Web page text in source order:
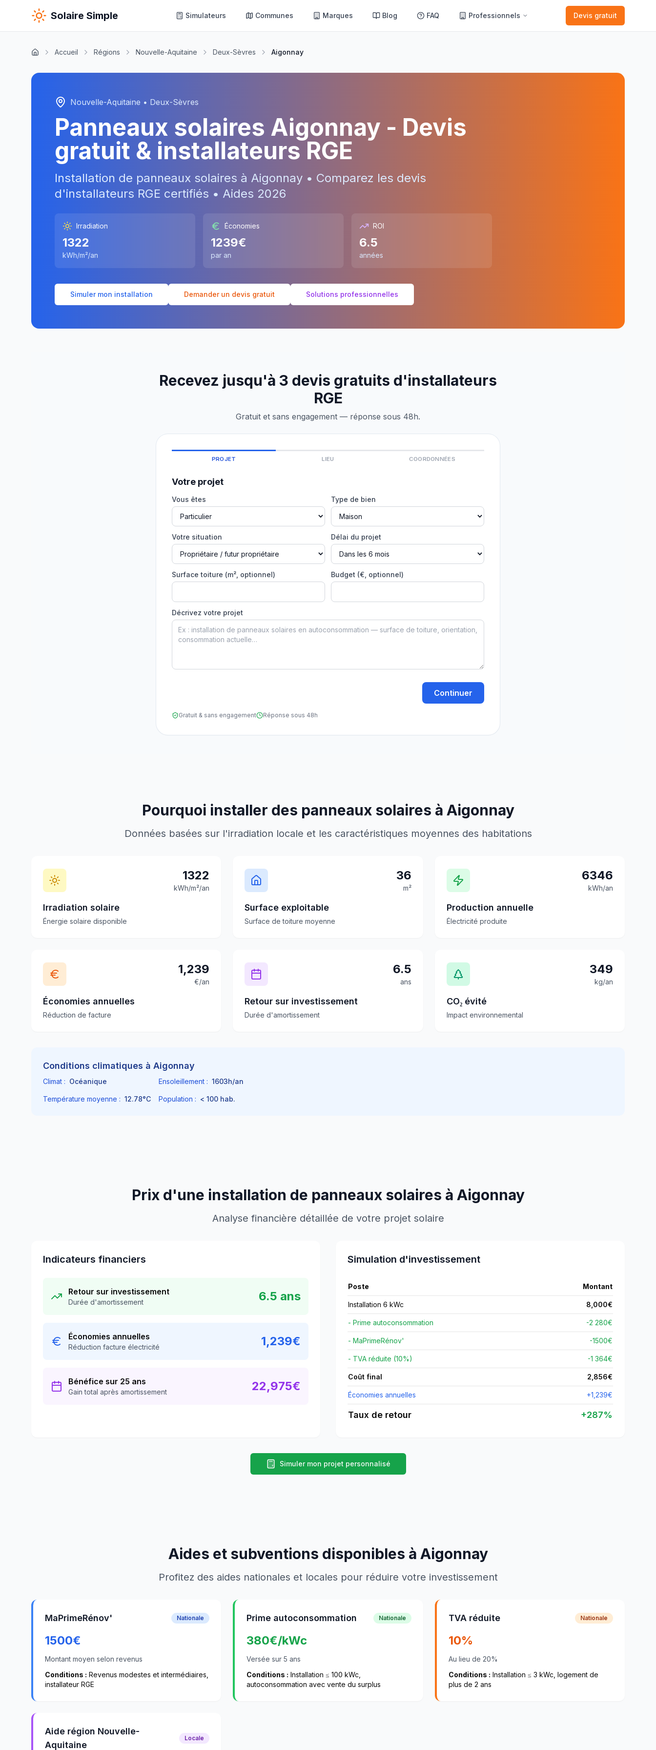
Solaire Simple Simulateurs Communes Marques Blog FAQ Professionnels Devis gratuit
Accueil Régions Nouvelle-Aquitaine Deux-Sèvres Aigonnay
Nouvelle-Aquitaine • Deux-Sèvres
Panneaux solaires Aigonnay - Devis
gratuit & installateurs RGE
Installation de panneaux solaires à Aigonnay • Comparez les devis
d'installateurs RGE certifiés • Aides 2026
Irradiation
1322
kWh/m²/an
Économies
1239€
par an
ROI
6.5
années
Simuler mon installation Demander un devis gratuit Solutions professionnelles
Recevez jusqu'à 3 devis gratuits d'installateurs
RGE
Gratuit et sans engagement — réponse sous 48h.
PROJET LIEU COORDONNÉES
Votre projet
Vous êtes Type de bien
Votre situation Délai du projet
Surface toiture (m², optionnel) Budget (€, optionnel)
Décrivez votre projet
Continuer
Gratuit & sans engagement Réponse sous 48h
Pourquoi installer des panneaux solaires à Aigonnay
Données basées sur l'irradiation locale et les caractéristiques moyennes des habitations
1322
kWh/m²/an
Irradiation solaire
Énergie solaire disponible
36
m²
Surface exploitable
Surface de toiture moyenne
6346
kWh/an
Production annuelle
Électricité produite
1,239
€/an
Économies annuelles
Réduction de facture
6.5
ans
Retour sur investissement
Durée d'amortissement
349
kg/an
CO₂ évité
Impact environnemental
Conditions climatiques à Aigonnay
Climat : Océanique Ensoleillement : 1603h/an
Température moyenne : 12.78°C Population : < 100 hab.
Prix d'une installation de panneaux solaires à Aigonnay
Analyse financière détaillée de votre projet solaire
Indicateurs financiers
Retour sur investissement
Durée d'amortissement 6.5 ans
Économies annuelles
Réduction facture électricité 1,239€
Bénéfice sur 25 ans
Gain total après amortissement 22,975€
Simulation d'investissement
Poste Montant
Installation 6 kWc 8,000€
- Prime autoconsommation -2 280€
- MaPrimeRénov' -1500€
- TVA réduite (10%) -1 364€
Coût final 2,856€
Économies annuelles +1,239€
Taux de retour +287%
Simuler mon projet personnalisé
Aides et subventions disponibles à Aigonnay
Profitez des aides nationales et locales pour réduire votre investissement
MaPrimeRénov' Nationale
1500€
Montant moyen selon revenus
Conditions : Revenus modestes et intermédiaires,
installateur RGE
Prime autoconsommation Nationale
380€/kWc
Versée sur 5 ans
Conditions : Installation ≤ 100 kWc,
autoconsommation avec vente du surplus
TVA réduite Nationale
10%
Au lieu de 20%
Conditions : Installation ≤ 3 kWc, logement de
plus de 2 ans
Aide région Nouvelle-
Aquitaine
Locale